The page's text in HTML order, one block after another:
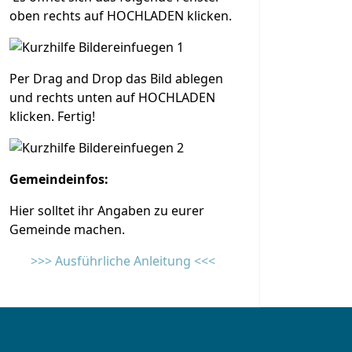
oben rechts auf HOCHLADEN klicken.
Per Drag and Drop das Bild ablegen
und rechts unten auf HOCHLADEN
klicken. Fertig!
Gemeindeinfos:
Hier solltet ihr Angaben zu eurer
Gemeinde machen.
>>> Ausführliche Anleitung <<<